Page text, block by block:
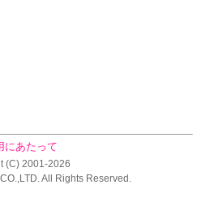
にあたって
(C) 2001-2026
All Rights Reserved.